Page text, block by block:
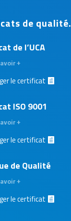
de qualité.
de l’UCA
+
le certificat
ISO 9001
+
le certificat
de Qualité
+
le certificat